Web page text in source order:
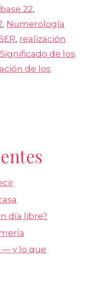
22,
, Numerología
, realización
Significado de los
de los
día libre?
— y lo que